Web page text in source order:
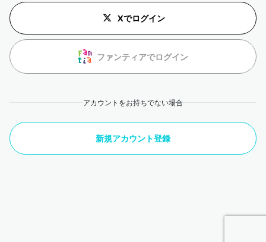
Xでログイン
ファンティアでログイン
アカウントをお持ちでない場合
新規アカウント登録